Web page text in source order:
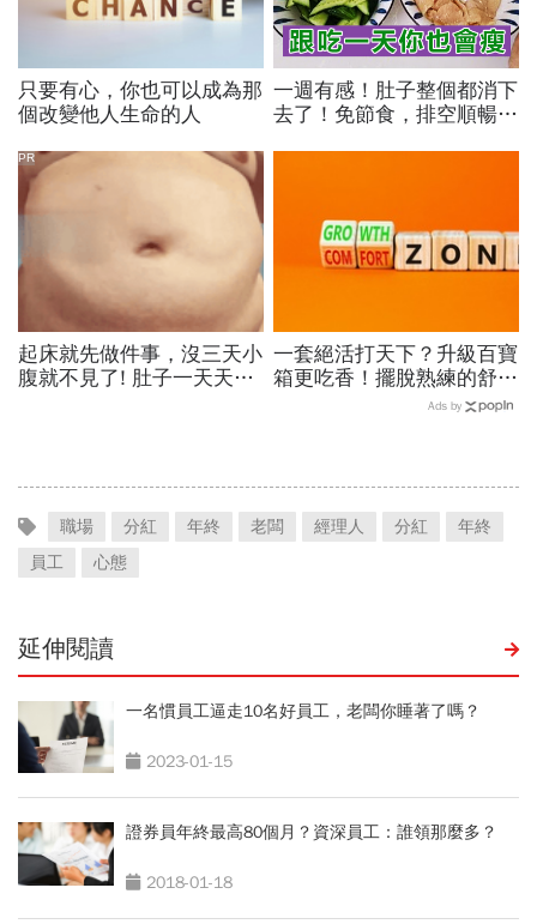
只要有心，你也可以成為那
個改變他人生命的人
一週有感！肚子整個都消下
去了！免節食，排空順暢就
起床就先做件事，沒三天小
腹就不見了! 肚子一天天變
PR
一套絕活打天下？升級百寶
箱更吃香！擺脫熟練的舒適
圈，跳出越做越窄的專業陷
Ads by
職場 分紅 年終 老闆 經理人 分紅
年終
員工
心態
延伸閱讀
一名慣員工逼走10名好員工，老闆你睡著了嗎？
2023-01-15
證券員年終最高80個月？資深員工：誰領那麼多？
2018-01-18